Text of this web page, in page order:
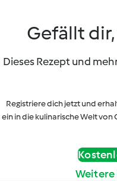
Gefällt
Dieses Rezept und
Registriere dich jetzt und
ein in die kulinarische Welt